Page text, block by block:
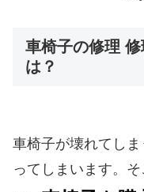
車椅子の修理
は？
車椅子が壊れてし
ってしまいます。